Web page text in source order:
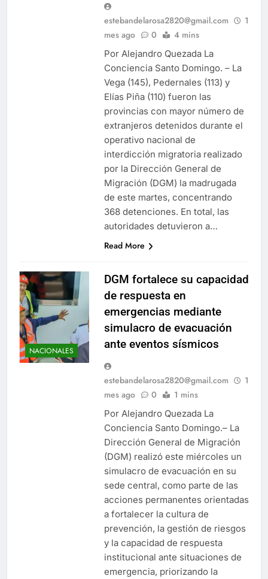
estebandelarosa2820@gmail.com
1
mes ago
0 4 mins
Por Alejandro Quezada La
Conciencia Santo Domingo. – La
Vega (145), Pedernales (113) y
Elías Piña (110) fueron las
provincias con mayor número de
extranjeros detenidos durante el
operativo nacional de
interdicción migratoria realizado
por la Dirección General de
Migración (DGM) la madrugada
de este martes, concentrando
368 detenciones. En total, las
autoridades detuvieron a…
Read More
NACIONALES
DGM fortalece su capacidad
de respuesta en
emergencias mediante
simulacro de evacuación
ante eventos sísmicos
estebandelarosa2820@gmail.com
1
mes ago
0 1 mins
Por Alejandro Quezada La
Conciencia Santo Domingo.– La
Dirección General de Migración
(DGM) realizó este miércoles un
simulacro de evacuación en su
sede central, como parte de las
acciones permanentes orientadas
a fortalecer la cultura de
prevención, la gestión de riesgos
y la capacidad de respuesta
institucional ante situaciones de
emergencia, priorizando la